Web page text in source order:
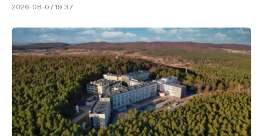
2026-08-07 19:37